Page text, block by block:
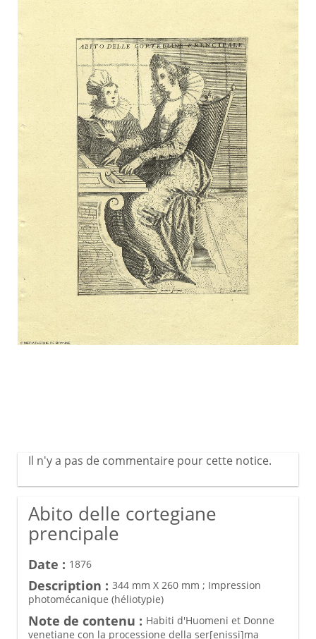
Il n'y a pas de commentaire pour cette notice.
Abito delle cortegiane
prencipale
Date : 1876
Description : 344 mm X 260 mm ; Impression
photomécanique (héliotypie)
Note de contenu : Habiti d'Huomeni et Donne
venetiane con la processione della ser[enissi]ma